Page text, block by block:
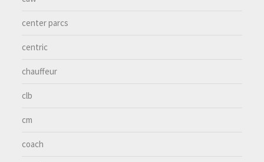
center parcs
centric
chauffeur
clb
cm
coach